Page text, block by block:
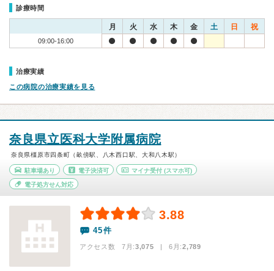
診療時間
月 火 水 木 金 土 日 祝
09:00-16:00
治療実績
この病院の治療実績を見る
奈良県立医科大学附属病院
奈良県橿原市四条町（畝傍駅、八木西口駅、大和八木駅）
駐車場あり 電子決済可 マイナ受付 (スマホ可)
電子処方せん対応
3.88
45件
アクセス数 7月:3,075 | 6月:2,789